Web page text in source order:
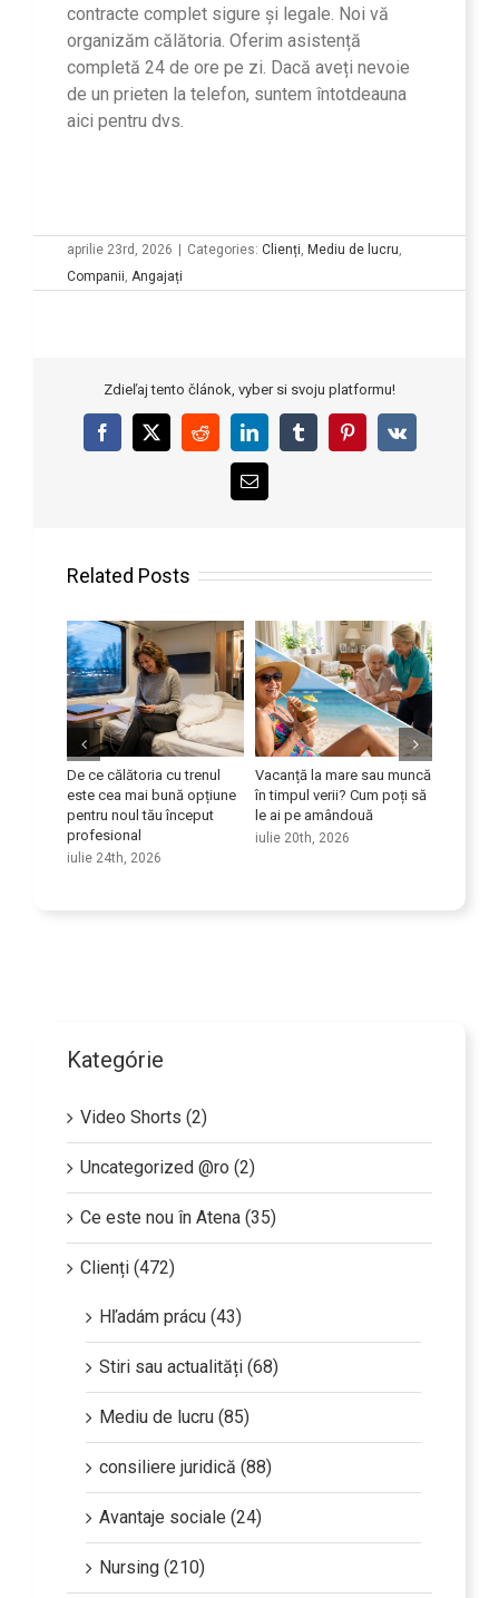
contracte complet sigure și legale. Noi vă
organizăm călătoria. Oferim asistență
completă 24 de ore pe zi. Dacă aveți nevoie
de un prieten la telefon, suntem întotdeauna
aici pentru dvs.
aprilie 23rd, 2026 Categories: Clienți, Mediu de lucru,
Companii, Angajați
Zdieľaj tento článok, vyber si svoju platformu!
Facebook
X RedditLinkedInTumblrPinterest
Vk
Email
Related Posts
De ce călătoria cu trenul
este cea mai bună opțiune
pentru noul tău început
profesional
iulie 24th, 2026
Vacanță la mare sau muncă
în timpul verii? Cum poți să
le ai pe amândouă
iulie 20th, 2026
Kategórie
Video Shorts (2)
Uncategorized @ro (2)
Ce este nou în Atena (35)
Clienți (472)
Hľadám prácu (43)
Stiri sau actualități (68)
Mediu de lucru (85)
consiliere juridică (88)
Avantaje sociale (24)
Nursing (210)